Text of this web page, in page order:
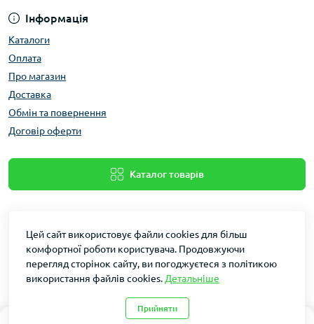
0
Інформація
Каталоги
Оплата
Про магазин
Доставка
Обмін та повернення
Договір оферти
Каталог товарів
Dakin © 2026
Цей сайт використовує файли cookies для більш
комфортної роботи користувача. Продовжуючи
перегляд сторінок сайту, ви погоджуєтеся з політикою
використання файлів cookies. Детальніше
Прийняти